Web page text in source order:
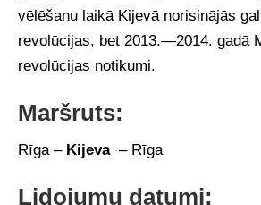
vēlēšanu laikā Kijevā norisinājās
revolūcijas, bet 2013.—2014. gadā
revolūcijas notikumi.
Maršruts:
Rīga – Kijeva – Rīga
Lidojumu datumi: